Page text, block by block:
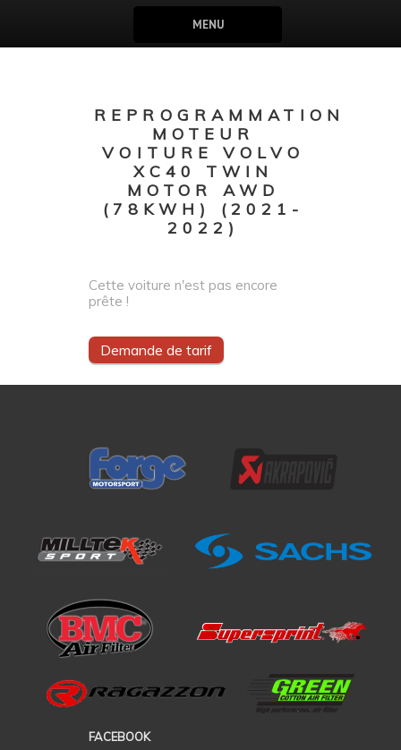
MENU
REPROGRAMMATION
MOTEUR
VOITURE VOLVO
XC40 TWIN
MOTOR AWD
(78KWH) (2021-
2022)
Cette voiture n'est pas encore
prête !
Demande de tarif
FACEBOOK